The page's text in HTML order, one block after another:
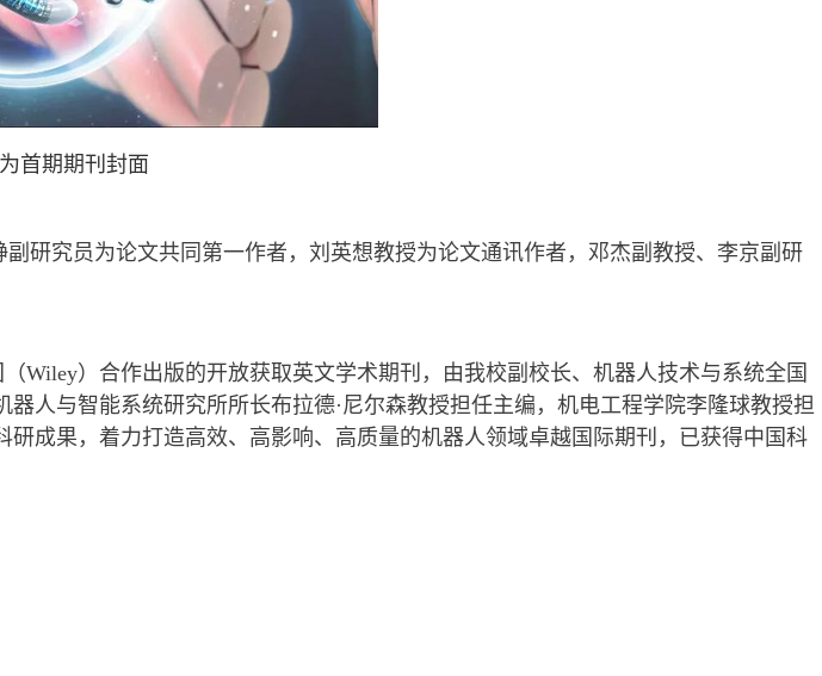
首期期刊封面
研究员为论文共同第一作者，刘英想教授为论文通讯作者，邓杰副教授、李京副研
Wiley）合作出版的开放获取英文学术期刊，由我校副校长、机器人技术与系统全国
器人与智能系统研究所所长布拉德·尼尔森教授担任主编，机电工程学院李隆球教授担
成果，着力打造高效、高影响、高质量的机器人领域卓越国际期刊，已获得中国科